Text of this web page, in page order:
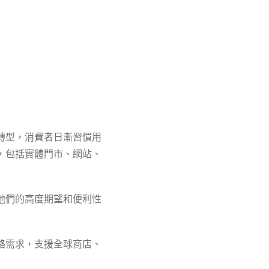
，消費者日漸習慣用
括實體門市、網站、
們的高度期望和便利性
求，支援全球商店、